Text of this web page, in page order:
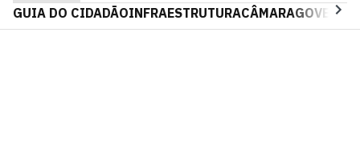
GUIA DO CIDADÃOINFRAESTRUTURACÂMARAGOVERNO